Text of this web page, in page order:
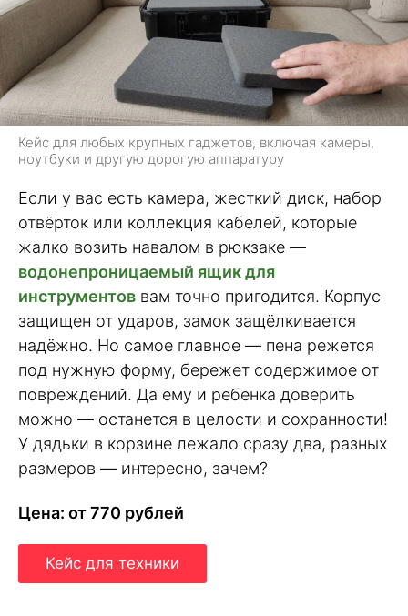
Кейс для любых крупных гаджетов, включая камеры,
ноутбуки и другую дорогую аппаратуру
Если у вас есть камера, жесткий диск, набор
отвёрток или коллекция кабелей, которые
жалко возить навалом в рюкзаке —
водонепроницаемый ящик для
инструментов вам точно пригодится. Корпус
защищен от ударов, замок защёлкивается
надёжно. Но самое главное — пена режется
под нужную форму, бережет содержимое от
повреждений. Да ему и ребенка доверить
можно — останется в целости и сохранности!
У дядьки в корзине лежало сразу два, разных
размеров — интересно, зачем?
Цена: от 770 рублей
Кейс для техники